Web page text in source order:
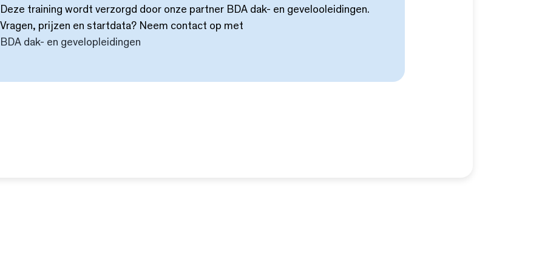
Deze training wordt verzorgd door onze partner BDA dak- en gevelooleidingen.
Vragen, prijzen en startdata? Neem contact op met
BDA dak- en gevelopleidingen